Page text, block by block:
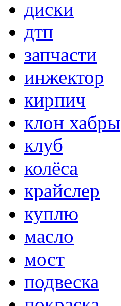
диски
дтп
запчасти
инжектор
кирпич
клон хабры
клуб
колёса
крайслер
куплю
масло
мост
подвеска